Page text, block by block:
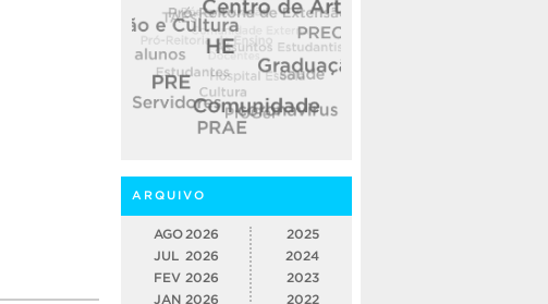
ARQUIVO
AGO 2026
JUL 2026
FEV 2026
JAN 2026
2025
2024
2023
2022